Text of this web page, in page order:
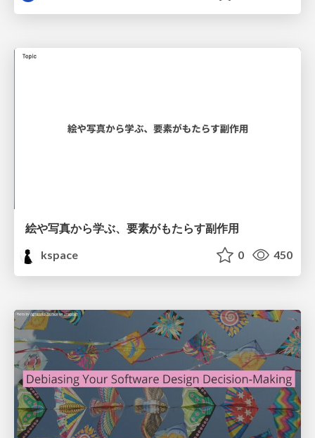
絵や写真から学ぶ、要素がもたらす副作用
kspace
0 450